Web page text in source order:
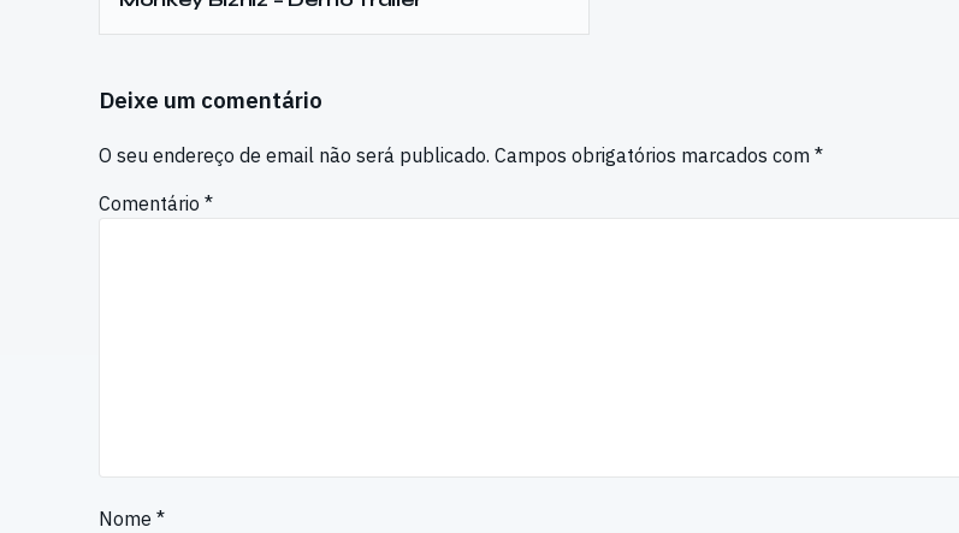
Deixe um comentário
O seu endereço de email não será publicado. Campos obrigatórios marcados com *
Comentário *
Nome *